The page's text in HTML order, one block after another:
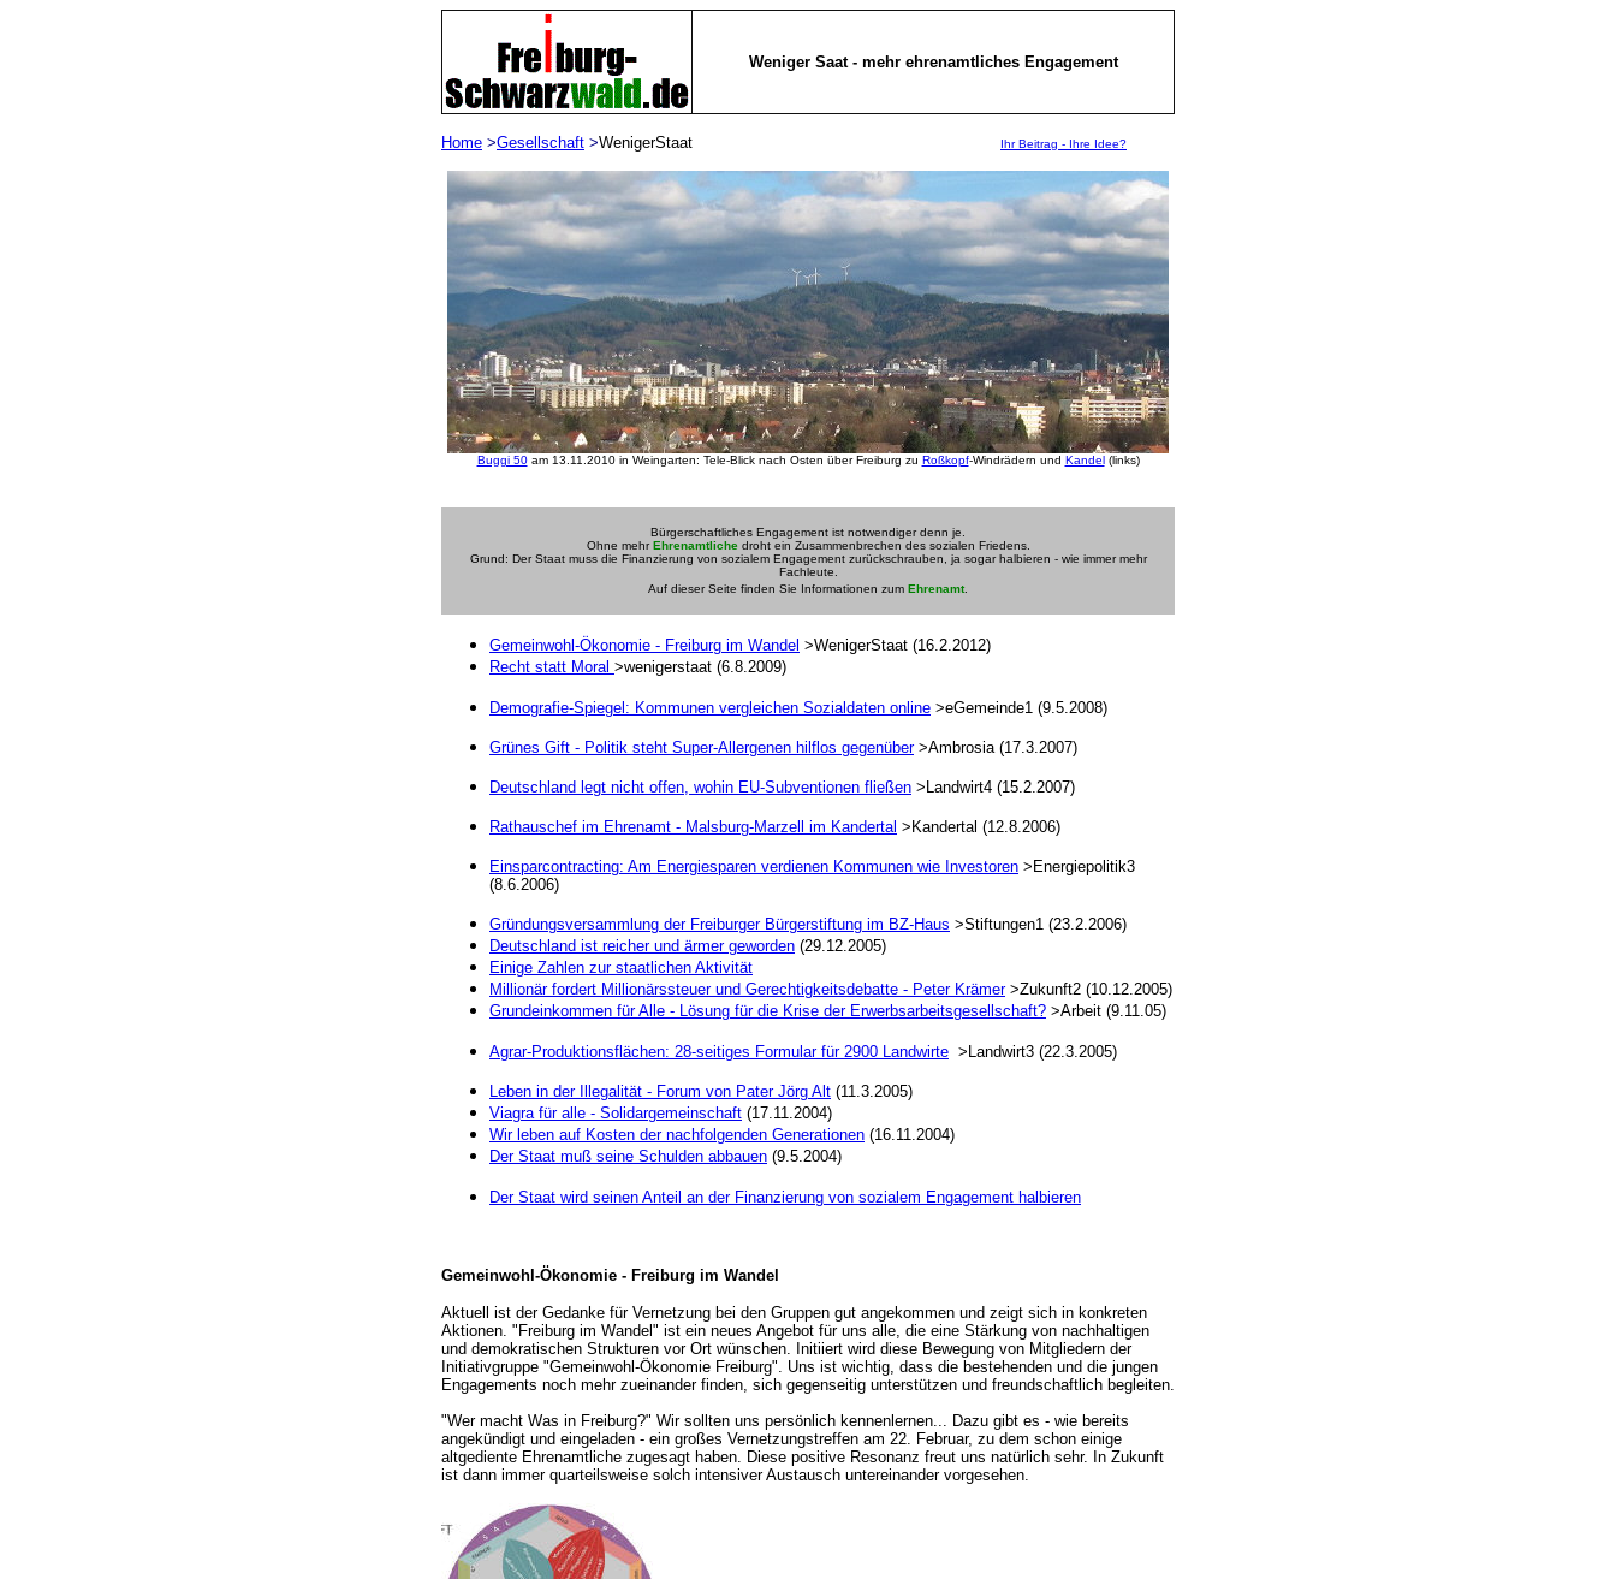
Weniger Saat - mehr ehrenamtliches Engagement
Home >Gesellschaft >WenigerStaat Ihr Beitrag - Ihre Idee?
Buggi 50am 13.11.2010 in Weingarten: Tele-Blick nach Osten über Freiburg zu Roßkopf-Windrädern und Kandel(links)
Bürgerschaftliches Engagement ist notwendiger denn je.
Ohne mehrEhrenamtliche droht ein Zusammenbrechen des sozialen Friedens.
Grund: Der Staat muss die Finanzierung von sozialem Engagement zurückschrauben, ja sogar halbieren - wie immer mehr
Fachleute.
Auf dieser Seite finden Sie Informationen zum Ehrenamt.
Gemeinwohl-Ökonomie - Freiburg im Wandel >WenigerStaat (16.2.2012)
Recht statt Moral >wenigerstaat (6.8.2009)
Demografie-Spiegel: Kommunen vergleichen Sozialdaten online >eGemeinde1 (9.5.2008)
Grünes Gift - Politik steht Super-Allergenen hilflos gegenüber>Ambrosia (17.3.2007)
Deutschland legt nicht offen, wohin EU-Subventionen fließen >Landwirt4 (15.2.2007)
Rathauschef im Ehrenamt - Malsburg-Marzell im Kandertal >Kandertal (12.8.2006)
Einsparcontracting: Am Energiesparen verdienen Kommunen wie Investoren >Energiepolitik3
(8.6.2006)
Gründungsversammlung der Freiburger Bürgerstiftung im BZ-Haus >Stiftungen1 (23.2.2006)
Deutschland ist reicher und ärmer geworden (29.12.2005)
Einige Zahlen zur staatlichen Aktivität
Millionär fordert Millionärssteuer und Gerechtigkeitsdebatte - Peter Krämer>Zukunft2 (10.12.2005)
Grundeinkommen für Alle - Lösung für die Krise der Erwerbsarbeitsgesellschaft? >Arbeit (9.11.05)
Agrar-Produktionsflächen: 28-seitiges Formular für 2900 Landwirte >Landwirt3 (22.3.2005)
Leben in der Illegalität - Forum von Pater Jörg Alt (11.3.2005)
Viagra für alle - Solidargemeinschaft (17.11.2004)
Wir leben auf Kosten der nachfolgenden Generationen (16.11.2004)
Der Staat muß seine Schulden abbauen (9.5.2004)
Der Staat wird seinen Anteil an der Finanzierung von sozialem Engagement halbieren
Gemeinwohl-Ökonomie - Freiburg im Wandel
Aktuell ist der Gedanke für Vernetzung bei den Gruppen gut angekommen und zeigt sich in konkreten
Aktionen. "Freiburg im Wandel" ist ein neues Angebot für uns alle, die eine Stärkung von nachhaltigen
und demokratischen Strukturen vor Ort wünschen. Initiiert wird diese Bewegung von Mitgliedern der
Initiativgruppe "Gemeinwohl-Ökonomie Freiburg". Uns ist wichtig, dass die bestehenden und die jungen
Engagements noch mehr zueinander finden, sich gegenseitig unterstützen und freundschaftlich begleiten.
"Wer macht Was in Freiburg?" Wir sollten uns persönlich kennenlernen... Dazu gibt es - wie bereits
angekündigt und eingeladen - ein großes Vernetzungstreffen am 22. Februar, zu dem schon einige
altgediente Ehrenamtliche zugesagt haben. Diese positive Resonanz freut uns natürlich sehr. In Zukunft
ist dann immer quarteilsweise solch intensiver Austausch untereinander vorgesehen.